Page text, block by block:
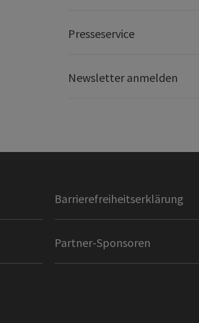
Presseservice
Newsletter anmelden
Barrierefreiheitserklärung
Partner-Sponsoren